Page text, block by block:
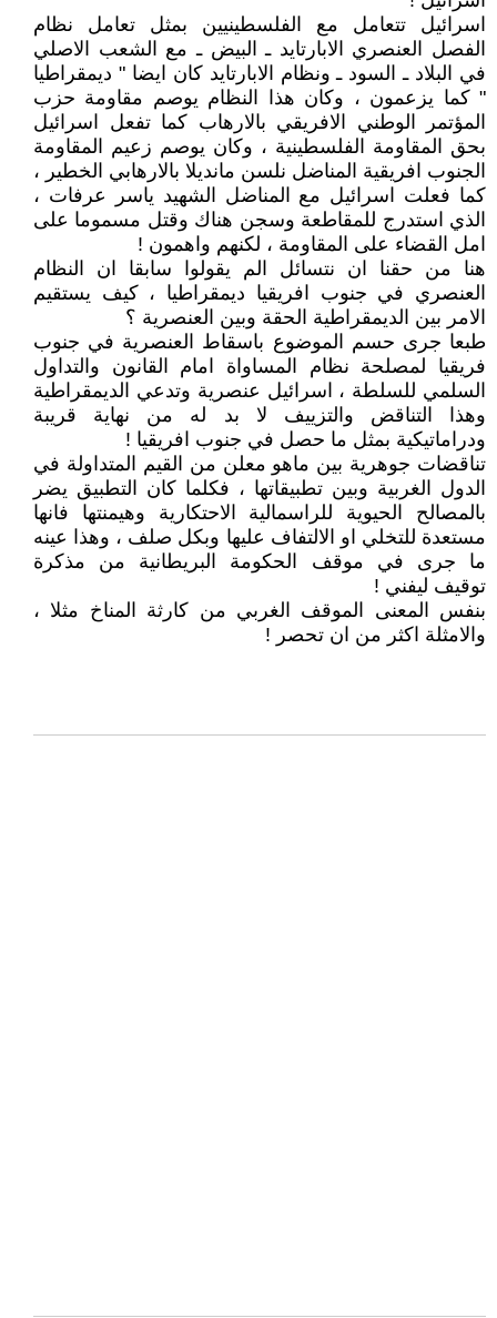
اسرائيل تتعامل مع الفلسطينيين بمثل تعامل نظام
الفصل العنصري الابارتايد ـ البيض ـ مع الشعب الاصلي
في البلاد ـ السود ـ ونظام الابارتايد كان ايضا " ديمقراطيا
" كما يزعمون ، وكان هذا النظام يوصم مقاومة حزب
المؤتمر الوطني الافريقي بالارهاب كما تفعل اسرائيل
بحق المقاومة الفلسطينية ، وكان يوصم زعيم المقاومة
الجنوب افريقية المناضل نلسن مانديلا بالارهابي الخطير ،
كما فعلت اسرائيل مع المناضل الشهيد ياسر عرفات ،
الذي استدرج للمقاطعة وسجن هناك وقتل مسموما على
امل القضاء على المقاومة ، لكنهم واهمون !
هنا من حقنا ان نتسائل الم يقولوا سابقا ان النظام
العنصري في جنوب افريقيا ديمقراطيا ، كيف يستقيم
الامر بين الديمقراطية الحقة وبين العنصرية ؟
طبعا جرى حسم الموضوع باسقاط العنصرية في جنوب
فريقيا لمصلحة نظام المساواة امام القانون والتداول
السلمي للسلطة ، اسرائيل عنصرية وتدعي الديمقراطية
وهذا التناقض والتزييف لا بد له من نهاية قريبة
ودراماتيكية بمثل ما حصل في جنوب افريقيا !
تناقضات جوهرية بين ماهو معلن من القيم المتداولة في
الدول الغربية وبين تطبيقاتها ، فكلما كان التطبيق يضر
بالمصالح الحيوية للراسمالية الاحتكارية وهيمنتها فانها
مستعدة للتخلي او الالتفاف عليها وبكل صلف ، وهذا عينه
ما جرى في موقف الحكومة البريطانية من مذكرة
توقيف ليفني !
بنفس المعنى الموقف الغربي من كارثة المناخ مثلا ،
والامثلة اكثر من ان تحصر !